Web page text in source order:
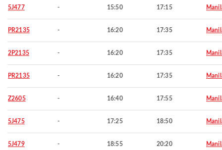
5J477 - 15:50 17:15
PR2135 - 16:20 17:35
2P2135 - 16:20 17:35
PR2135 - 16:20 17:35
Z2605 - 16:40 17:55
5J475 - 17:25 18:50
5J479 - 18:55 20:20